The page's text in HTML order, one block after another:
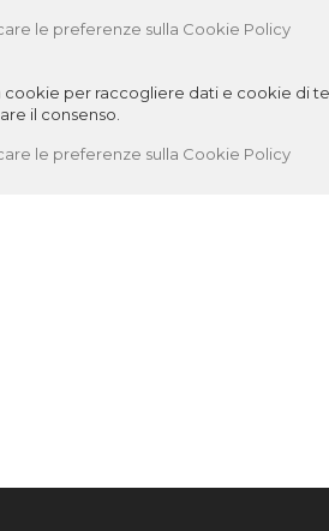
le preferenze sulla Cookie Policy
cookie per raccogliere dati e cookie di
il consenso.
le preferenze sulla Cookie Policy